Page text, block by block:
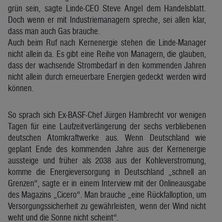
grün sein, sagte Linde-CEO Steve Angel dem Handelsblatt.
Doch wenn er mit Industriemanagern spreche, sei allen klar,
dass man auch Gas brauche.
Auch beim Ruf nach Kernenergie stehen die Linde-Manager
nicht allein da. Es gibt eine Reihe von Managern, die glauben,
dass der wachsende Strombedarf in den kommenden Jahren
nicht allein durch erneuerbare Energien gedeckt werden wird
können.
So sprach sich Ex-BASF-Chef Jürgen Hambrecht vor wenigen
Tagen für eine Laufzeitverlängerung der sechs verbliebenen
deutschen Atomkraftwerke aus. Wenn Deutschland wie
geplant Ende des kommenden Jahre aus der Kernenergie
aussteige und früher als 2038 aus der Kohleverstromung,
komme die Energieversorgung in Deutschland „schnell an
Grenzen“, sagte er in einem Interview mit der Onlineausgabe
des Magazins „Cicero“. Man brauche „eine Rückfalloption, um
Versorgungssicherheit zu gewährleisten, wenn der Wind nicht
weht und die Sonne nicht scheint“.